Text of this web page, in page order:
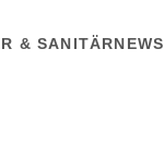
& SANITÄRNEWS